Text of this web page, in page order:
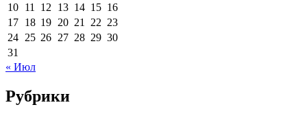
10 11 12 13 14 15 16
17 18 19 20 21 22 23
24 25 26 27 28 29 30
31
« Июл
Рубрики